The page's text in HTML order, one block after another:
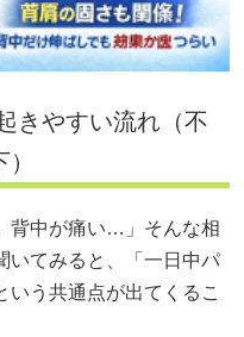
きやすい流れ（不
背中が痛い…」そんな相
いてみると、「一日中パ
いう共通点が出てくるこ